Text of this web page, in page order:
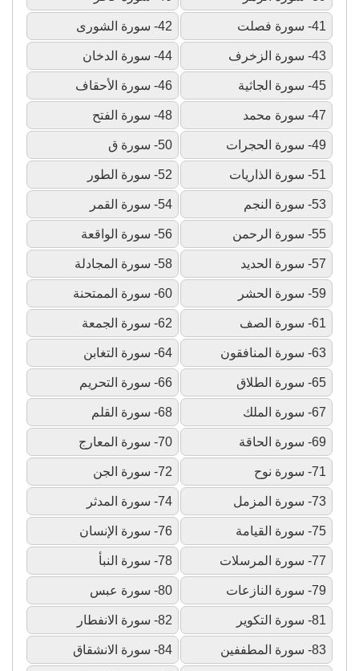
41- سورة فصلت 42- سورة الشورى
43- سورة الزخرف 44- سورة الدخان
45- سورة الجاثية 46- سورة الأحقاف
47- سورة محمد 48- سورة الفتح
49- سورة الحجرات 50- سورة ق
51- سورة الذاريات 52- سورة الطور
53- سورة النجم 54- سورة القمر
55- سورة الرحمن 56- سورة الواقعة
57- سورة الحديد 58- سورة المجادلة
59- سورة الحشر 60- سورة الممتحنة
61- سورة الصف 62- سورة الجمعة
63- سورة المنافقون 64- سورة التغابن
65- سورة الطلاق 66- سورة التحريم
67- سورة الملك 68- سورة القلم
69- سورة الحاقة 70- سورة المعارج
71- سورة نوح 72- سورة الجن
73- سورة المزمل 74- سورة المدثر
75- سورة القيامة 76- سورة الإنسان
77- سورة المرسلات 78- سورة النبأ
79- سورة النازعات 80- سورة عبس
81- سورة التكوير 82- سورة الانفطار
83- سورة المطففين 84- سورة الانشقاق